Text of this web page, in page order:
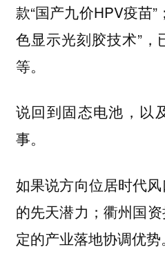
款“国产九价HPV疫苗
色显示光刻胶技术”
等。
说回到固态电池，以
事。
如果说方向位居时代
的先天潜力；衢州国
定的产业落地协调优势。